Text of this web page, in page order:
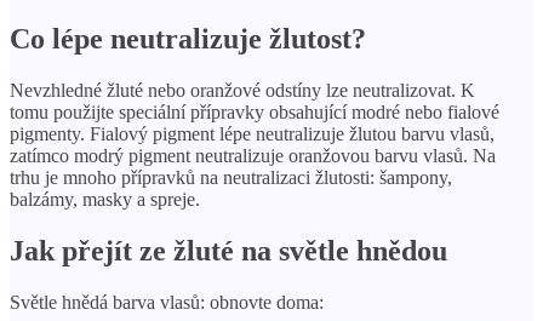
Co lépe neutralizuje žlutost?
Nevzhledné žluté nebo oranžové odstíny lze neutralizovat. K
tomu použijte speciální přípravky obsahující modré nebo fialové
pigmenty. Fialový pigment lépe neutralizuje žlutou barvu vlasů,
zatímco modrý pigment neutralizuje oranžovou barvu vlasů. Na
trhu je mnoho přípravků na neutralizaci žlutosti: šampony,
balzámy, masky a spreje.
Jak přejít ze žluté na světle hnědou
Světle hnědá barva vlasů: obnovte doma: